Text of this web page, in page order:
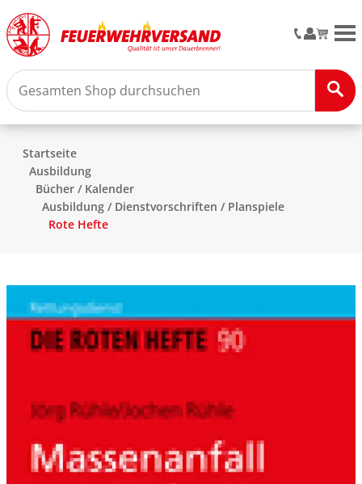
Startseite
Ausbildung
Bücher / Kalender
Ausbildung / Dienstvorschriften / Planspiele
Rote Hefte